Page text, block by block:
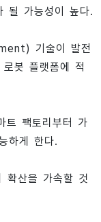
될 가능성이 높다.
기술이 발전
봇 플랫폼에 적
트 팩토리부터 가
하게 한다.
확산을 가속할 것